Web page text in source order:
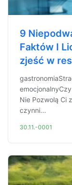
9
Faktów I
zjeść w
Nie Pozwolą Ci
czynni...
30.11.-0001